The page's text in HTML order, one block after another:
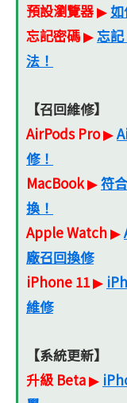
預設瀏覽器▶
忘記密碼▶忘
法！
【召回維修】
AirPods Pro▶
修！
MacBook▶符
換！
Apple Watch▶
廠召回換修
iPhone 11▶
維修
【系統更新】
升級 Beta▶